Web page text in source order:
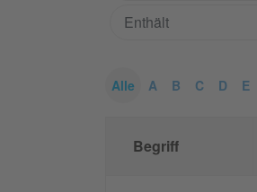
Alle A B C D E
Begriff